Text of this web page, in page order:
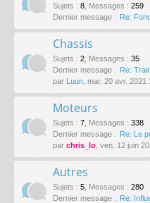
Sujets : 8 Messages : 259
Dernier message : Re:
Chassis
Sujets : 2 Messages : 35
Dernier message : Re:
par Luun , mar. 20 avr. 2021
Moteurs
Sujets : 7 Messages : 338
Dernier message : Re: Le
par chris_lo , ven. 12 juin
Autres
Sujets : 5 Messages : 280
Dernier message : Re: